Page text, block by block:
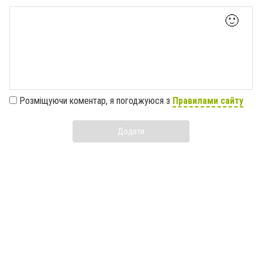
🙂
Розміщуючи коментар, я погоджуюся з Правилами сайту
Додати